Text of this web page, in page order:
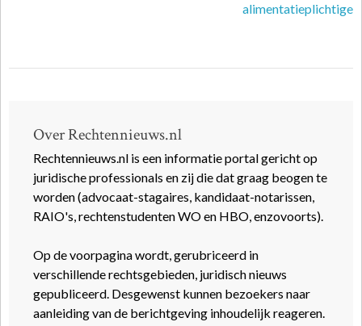
alimentatieplichtige
Over Rechtennieuws.nl
Rechtennieuws.nl is een informatie portal gericht op
juridische professionals en zij die dat graag beogen te
worden (advocaat-stagaires, kandidaat-notarissen,
RAIO's, rechtenstudenten WO en HBO, enzovoorts).
Op de voorpagina wordt, gerubriceerd in
verschillende rechtsgebieden, juridisch nieuws
gepubliceerd. Desgewenst kunnen bezoekers naar
aanleiding van de berichtgeving inhoudelijk reageren.